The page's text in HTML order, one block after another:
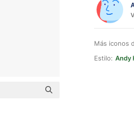
Más iconos
Estilo: Andy